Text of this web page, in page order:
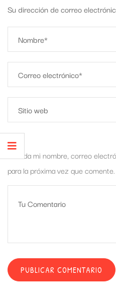
Su dirección de correo
Guarda mi nombre, correo
para la próxima vez que comente.